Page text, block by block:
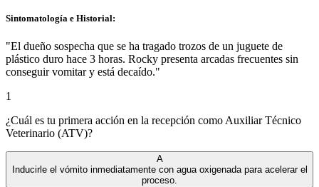
Sintomatología e Historial:
"El dueño sospecha que se ha tragado trozos de un juguete de
plástico duro hace 3 horas. Rocky presenta arcadas frecuentes sin
conseguir vomitar y está decaído."
1
¿Cuál es tu primera acción en la recepción como Auxiliar Técnico
Veterinario (ATV)?
A
Inducirle el vómito inmediatamente con agua oxigenada para acelerar el
proceso.